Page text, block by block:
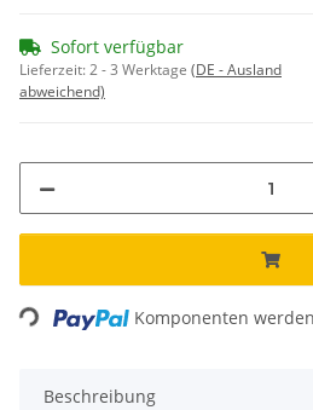
Sofort verfügbar
Lieferzeit:2 - 3 Werktage (DE - Ausland
abweichend)
Loading... Komponenten
Beschreibung